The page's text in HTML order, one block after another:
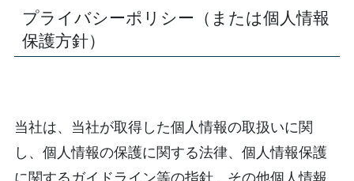
プライバシーポリシー（または個人情報
保護方針）
当社は、当社が取得した個人情報の取扱いに関
し、個人情報の保護に関する法律、個人情報保護
に関するガイドライン等の指針、その他個人情報